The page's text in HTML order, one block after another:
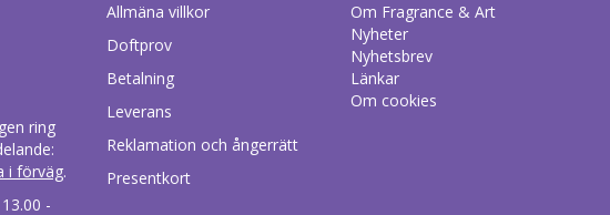
ring
i förväg.
-
Allmäna villkor
Doftprov
Betalning
Leverans
Reklamation och ångerrätt
Presentkort
Om Fragrance & Art
Nyheter
Nyhetsbrev
Länkar
Om cookies